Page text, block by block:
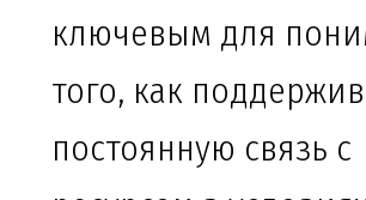
ключевым для
того, как
постоянную связь с